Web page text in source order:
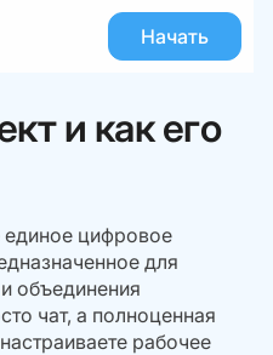
Начать
Что такое проект и как его создать
и как его
цифровое
для
объединения
чат, а полноценная
рабочее